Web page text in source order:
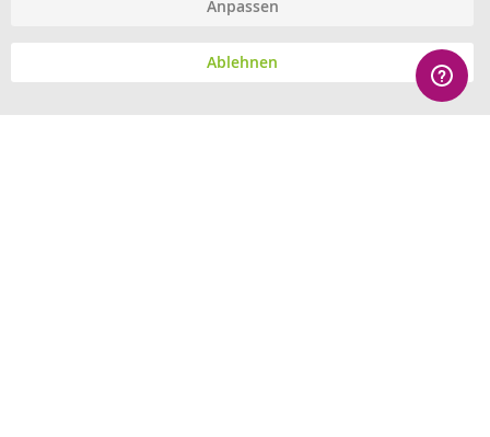
© eHygiene 2026 - All rights reserved.
Anpassen
Ablehnen